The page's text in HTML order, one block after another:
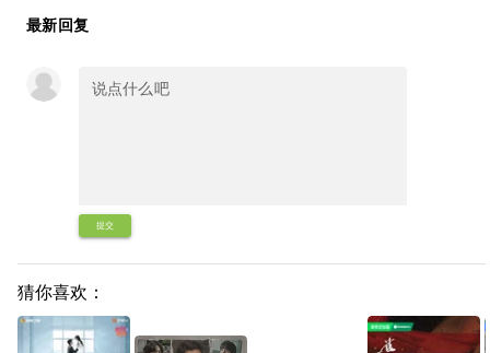
最新回复
提交
猜你喜欢：